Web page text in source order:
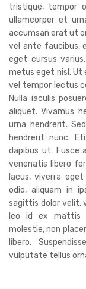
tristique, tempor
ullamcorper et
accumsan erat ut
vel ante faucibus,
eget cursus
metus eget nisl. Ut
vel tempor lectus
Nulla iaculis
aliquet. Vivamus
urna hendrerit.
hendrerit nunc.
dapibus ut. Fusce
venenatis libero
lacus, viverra
odio, aliquam in
sagittis dolor velit,
leo id ex mattis
molestie, non
libero.
vulputate tellus